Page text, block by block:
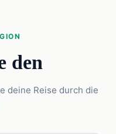
den
deine Reise durch die